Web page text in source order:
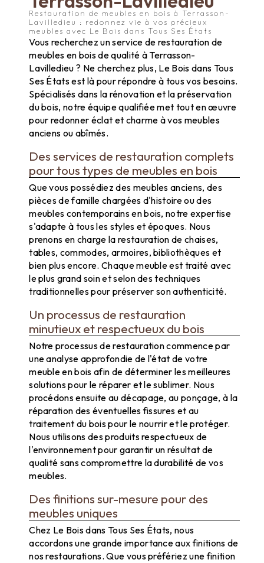
Restauration de meubles en bois à Terrasson-
Lavilledieu : redonnez vie à vos précieux
meubles avec Le Bois dans Tous Ses États
Vous recherchez un service de restauration de
meubles en bois de qualité à Terrasson-
Lavilledieu ? Ne cherchez plus, Le Bois dans Tous
Ses États est là pour répondre à tous vos besoins.
Spécialisés dans la rénovation et la préservation
du bois, notre équipe qualifiée met tout en œuvre
pour redonner éclat et charme à vos meubles
anciens ou abîmés.
Des services de restauration complets
pour tous types de meubles en bois
Que vous possédiez des meubles anciens, des
pièces de famille chargées d'histoire ou des
meubles contemporains en bois, notre expertise
s'adapte à tous les styles et époques. Nous
prenons en charge la restauration de chaises,
tables, commodes, armoires, bibliothèques et
bien plus encore. Chaque meuble est traité avec
le plus grand soin et selon des techniques
traditionnelles pour préserver son authenticité.
Un processus de restauration
minutieux et respectueux du bois
Notre processus de restauration commence par
une analyse approfondie de l'état de votre
meuble en bois afin de déterminer les meilleures
solutions pour le réparer et le sublimer. Nous
procédons ensuite au décapage, au ponçage, à la
réparation des éventuelles fissures et au
traitement du bois pour le nourrir et le protéger.
Nous utilisons des produits respectueux de
l'environnement pour garantir un résultat de
qualité sans compromettre la durabilité de vos
meubles.
Des finitions sur-mesure pour des
meubles uniques
Chez Le Bois dans Tous Ses États, nous
accordons une grande importance aux finitions de
nos restaurations. Que vous préfériez une finition